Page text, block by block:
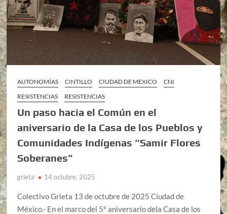
AUTONOMÍAS CINTILLO CIUDAD DE MEXICO
CNI
RESISTENCIAS
RESISTENCIAS
Un paso hacia el Común en el
aniversario de la Casa de los Pueblos y
Comunidades Indígenas “Samir Flores
Soberanes”
grieta 14 octubre, 2025
Colectivo Grieta 13 de octubre de 2025 Ciudad de
México.- En el marco del 5º aniversario dela Casa de los